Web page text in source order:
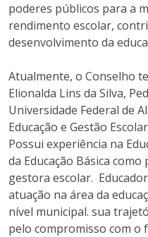
poderes públicos para a
rendimento escolar,
desenvolvimento da
Atualmente, o Conselho
Elionalda Lins da Silva,
Universidade Federal de
Educação e Gestão
Possui experiência na
da Educação Básica
gestora escolar.
atuação na área da
nível municipal. sua
pelo compromisso com o